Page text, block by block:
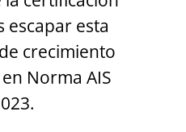
escapar esta
crecimiento
Norma AIS